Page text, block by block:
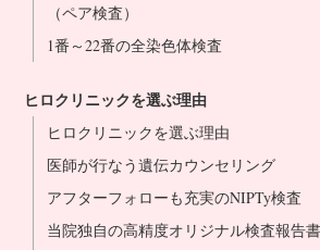
（ペア検査）
1番～22番の全染色体検査
ヒロクリニックを選ぶ理由
ヒロクリニックを選ぶ理由
医師が行なう遺伝カウンセリング
アフターフォローも充実のNIPTy検査
当院独自の高精度オリジナル検査報告書